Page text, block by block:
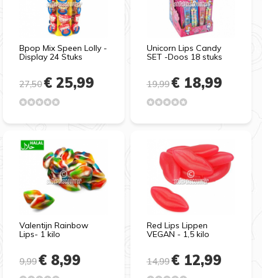
Bpop Mix Speen Lolly -
Display 24 Stuks
27,50€ 25,99
Unicorn Lips Candy
SET -Doos 18 stuks
19,99€ 18,99
Valentijn Rainbow
Lips- 1 kilo
9,99€ 8,99
Red Lips Lippen
VEGAN - 1,5 kilo
14,99€ 12,99